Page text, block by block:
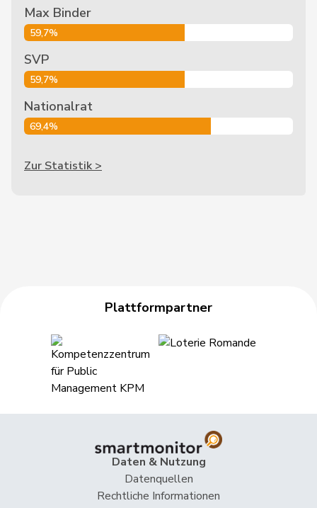
Max Binder
59,7%
SVP
59,7%
Nationalrat
69,4%
Zur Statistik >
Plattformpartner
Daten & Nutzung
Datenquellen
Rechtliche Informationen